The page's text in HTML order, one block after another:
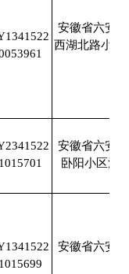
安徽省六安
西湖北路小十
1015701
安徽省六安
卧阳小区沿
1015699
安徽省六安